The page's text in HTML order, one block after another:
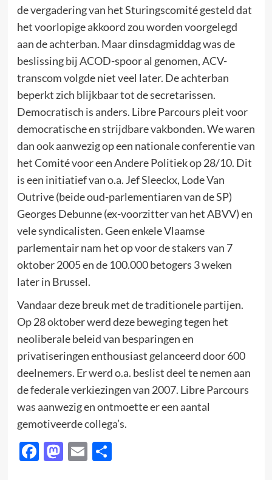
de vergadering van het Sturingscomité gesteld dat
het voorlopige akkoord zou worden voorgelegd
aan de achterban. Maar dinsdagmiddag was de
beslissing bij ACOD-spoor al genomen, ACV-
transcom volgde niet veel later. De achterban
beperkt zich blijkbaar tot de secretarissen.
Democratisch is anders. Libre Parcours pleit voor
democratische en strijdbare vakbonden. We waren
dan ook aanwezig op een nationale conferentie van
het Comité voor een Andere Politiek op 28/10. Dit
is een initiatief van o.a. Jef Sleeckx, Lode Van
Outrive (beide oud-parlementiaren van de SP)
Georges Debunne (ex-voorzitter van het ABVV) en
vele syndicalisten. Geen enkele Vlaamse
parlementair nam het op voor de stakers van 7
oktober 2005 en de 100.000 betogers 3 weken
later in Brussel.
Vandaar deze breuk met de traditionele partijen.
Op 28 oktober werd deze beweging tegen het
neoliberale beleid van besparingen en
privatiseringen enthousiast gelanceerd door 600
deelnemers. Er werd o.a. beslist deel te nemen aan
de federale verkiezingen van 2007. Libre Parcours
was aanwezig en ontmoette er een aantal
gemotiveerde collega’s.
Facebook
Mastodon
EmailDelen